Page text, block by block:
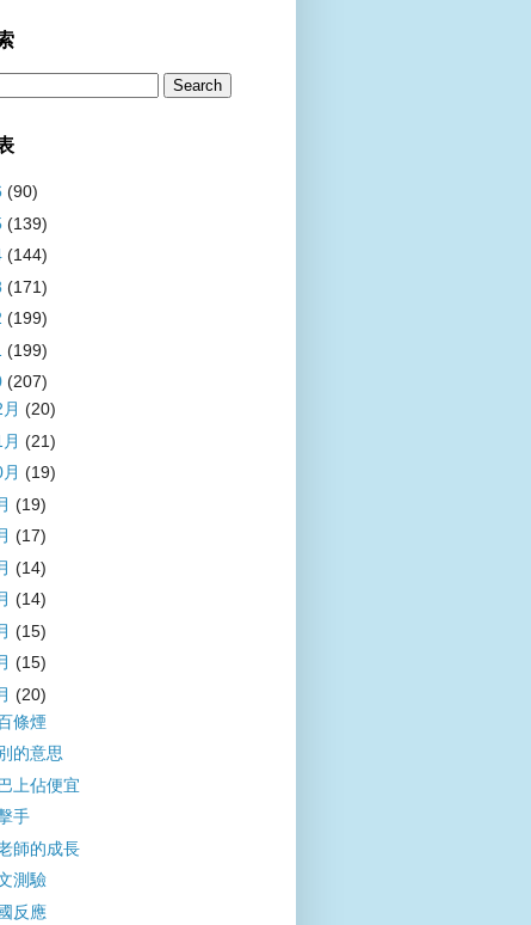
(90)
(139)
(144)
(171)
(199)
(199)
(207)
(20)
(21)
(19)
(19)
(17)
(14)
(14)
(15)
(15)
(20)
條煙
的意思
上佔便宜
手
師的成長
測驗
反應